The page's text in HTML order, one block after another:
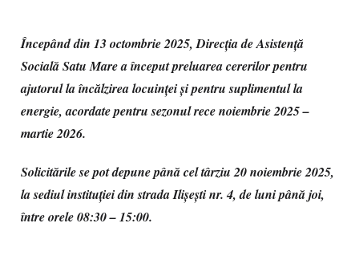
Începând din 13 octombrie 2025, Direcția de Asistență
Socială Satu Mare a început preluarea cererilor pentru
ajutorul la încălzirea locuinței și pentru suplimentul la
energie, acordate pentru sezonul rece noiembrie 2025 –
martie 2026.
Solicitările se pot depune până cel târziu 20 noiembrie 2025,
la sediul instituției din strada Ilișești nr. 4, de luni până joi,
între orele 08:30 – 15:00.